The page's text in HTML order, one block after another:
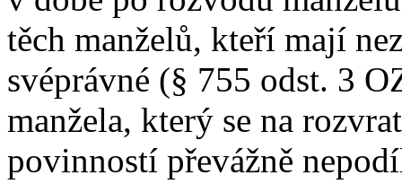
těch manželů, kteří mají
svéprávné (§ 755 odst. 3
manžela, který se na
povinností převážně